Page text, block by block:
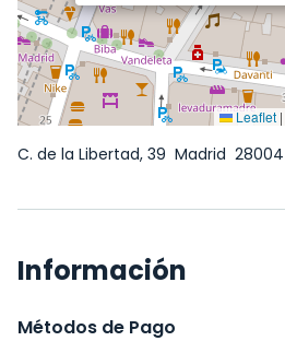
Leaflet |
C. de la Libertad, 39 Madrid 28004
Información
Métodos de Pago